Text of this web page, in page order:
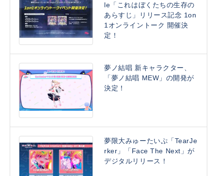
le「これはぼくたちの生存の
あらすじ」リリース記念 1on
1オンライントーク 開催決
定！
夢ノ結唱 新キャラクター、
「夢ノ結唱 MEW」の開発が
決定！
夢限大みゅーたいぷ「TearJe
rker」「Face The Next」が
デジタルリリース！